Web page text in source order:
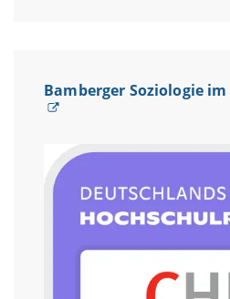
Bamberger Soziologie im